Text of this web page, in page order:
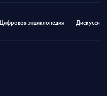
Цифровая энциклопедия